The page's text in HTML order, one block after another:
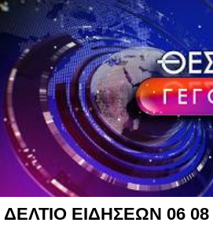
ΔΕΛΤΙΟ ΕΙΔΗΣΕΩΝ 06 08